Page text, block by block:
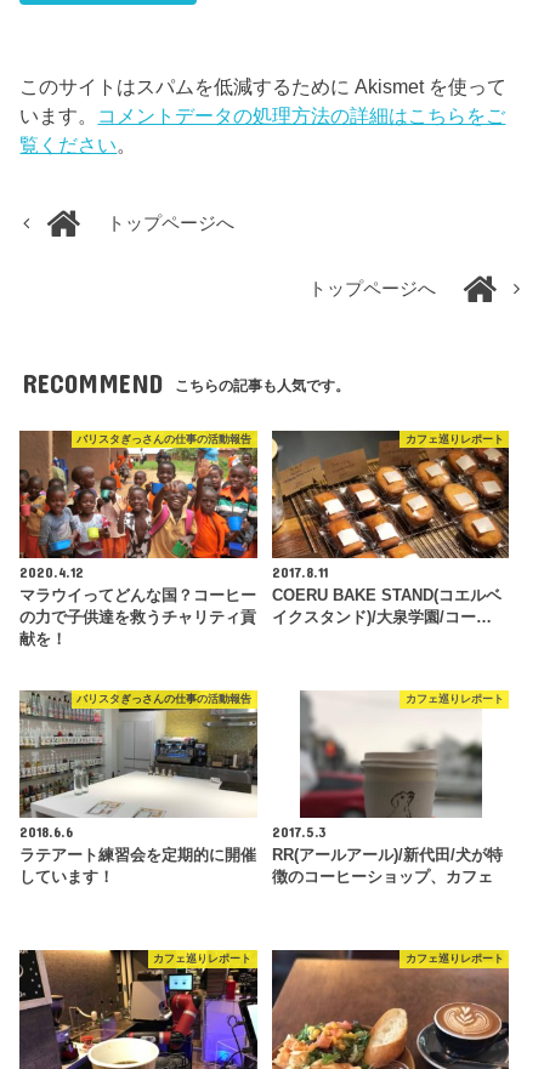
このサイトはスパムを低減するために Akismet を使って
います。 コメントデータの処理方法の詳細はこちらをご
覧ください。
トップページへ
トップページへ
RECOMMEND こちらの記事も人気です。
バリスタぎっさんの仕事の活動報告
2020.4.12
マラウイってどんな国？コーヒー
の力で子供達を救うチャリティ貢
献を！
カフェ巡りレポート
2017.8.11
COERU BAKE STAND(コエルベ
イクスタンド)/大泉学園/コー…
バリスタぎっさんの仕事の活動報告
2018.6.6
ラテアート練習会を定期的に開催
しています！
カフェ巡りレポート
2017.5.3
RR(アールアール)/新代田/犬が特
徴のコーヒーショップ、カフェ
カフェ巡りレポート カフェ巡りレポート